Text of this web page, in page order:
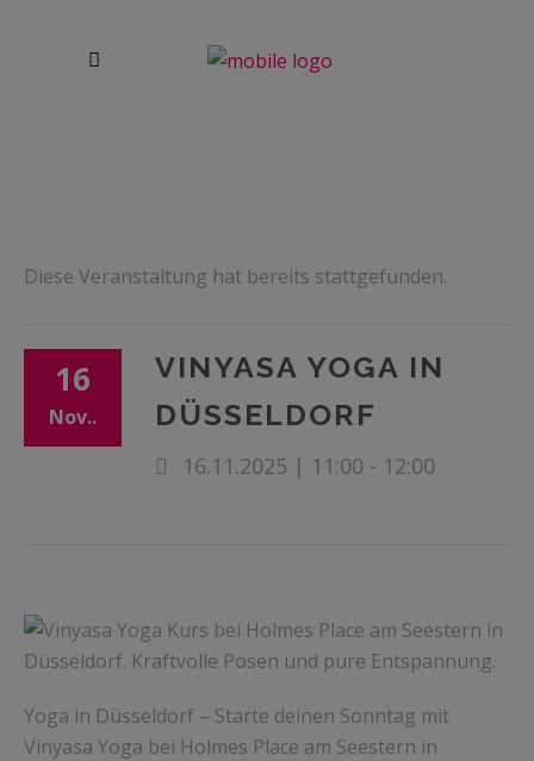
Diese Veranstaltung hat bereits stattgefunden.
16
Nov..
VINYASA YOGA IN
DÜSSELDORF
16.11.2025 | 11:00 - 12:00
Yoga in Düsseldorf – Starte deinen Sonntag mit
Vinyasa Yoga bei Holmes Place am Seestern in